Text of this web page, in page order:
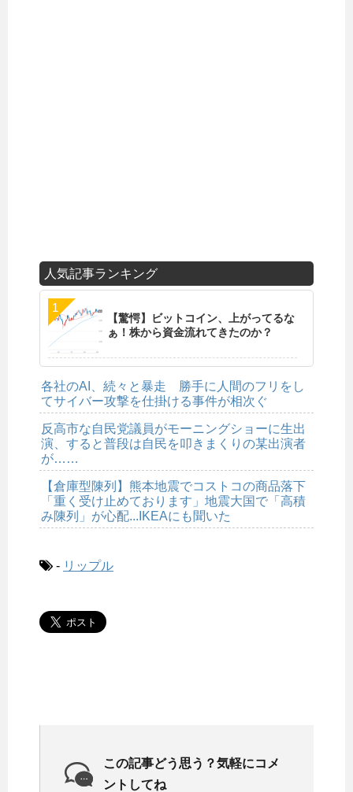
人気記事ランキング
【驚愕】ビットコイン、上がってるな
ぁ！株から資金流れてきたのか？
各社のAI、続々と暴走 勝手に人間のフリをし
てサイバー攻撃を仕掛ける事件が相次ぐ
反高市な自民党議員がモーニングショーに生出
演、すると普段は自民を叩きまくりの某出演者
が……
【倉庫型陳列】熊本地震でコストコの商品落下
「重く受け止めております」地震大国で「高積
み陳列」が心配...IKEAにも聞いた
- リップル
この記事どう思う？気軽にコメ
ントしてね